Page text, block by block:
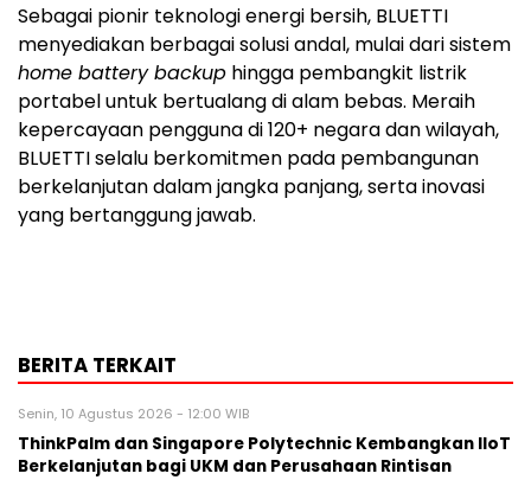
Sebagai pionir teknologi energi bersih, BLUETTI
menyediakan berbagai solusi andal, mulai dari sistem
home battery backup hingga pembangkit listrik
portabel untuk bertualang di alam bebas. Meraih
kepercayaan pengguna di 120+ negara dan wilayah,
BLUETTI selalu berkomitmen pada pembangunan
berkelanjutan dalam jangka panjang, serta inovasi
yang bertanggung jawab.
BERITA TERKAIT
Senin, 10 Agustus 2026 - 12:00 WIB
ThinkPalm dan Singapore Polytechnic Kembangkan IIoT
Berkelanjutan bagi UKM dan Perusahaan Rintisan